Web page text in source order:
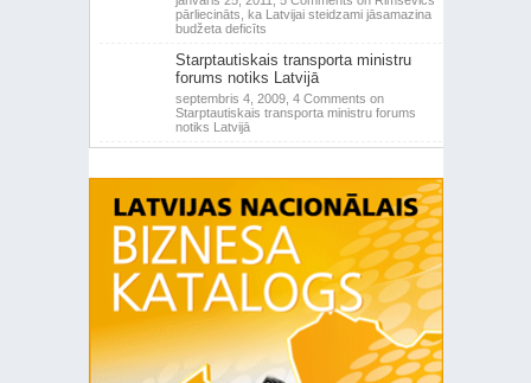
pārliecināts, ka Latvijai steidzami jāsamazina
budžeta deficīts
Starptautiskais transporta ministru
forums notiks Latvijā
septembris 4, 2009, 4 Comments on
Starptautiskais transporta ministru forums
notiks Latvijā